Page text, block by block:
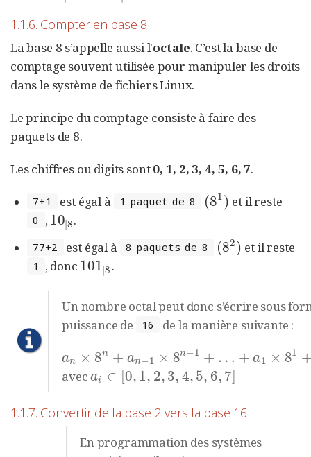
1.1.6. Compter en base 8
La base 8 s’appelle aussi l'octale. C’est la base de
comptage souvent utilisée pour manipuler les droits
dans le système de fichiers Linux.
Le principe du comptage consiste à faire des
paquets de 8.
Les chiffres ou digits sont0, 1, 2, 3, 4, 5, 6, 7.
7+1 est égal à 1 paquet de 8 (81)
(81) et il reste
0 ,10|8
10|8.
77+2 est égal à 8 paquets de 8 (82)
(82) et il reste
1 , donc 1018
101|8.
Un nombre octal peut donc s’écrire sous
puissance de
16 de la manière suivante :
an × 8n + an−1 × 8n−1 + … + a1 × 81
an ×8 n+a n− 1×8n −1 +…+a1×8 1 + a 0× 80
avecai ∈ [0, 1, 2, 3, 4, 5, 6, 7]
ai∈[0 1,2,3 4,5,6 ,7]
1.1.7. Convertir de la base 2 vers la base 16
En programmation des systèmes